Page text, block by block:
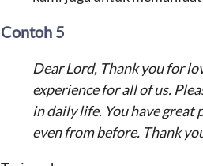
Contoh 5
Dear Lord, Thank you for
experience for all of us.
in daily life. You have great
even from before. Thank